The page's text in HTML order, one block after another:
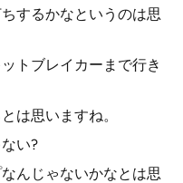
するかなというのは思
トブレイカーまで行き
は思いますね。
い?
んじゃないかなとは思